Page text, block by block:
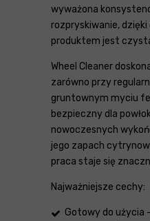
wyważona
rozpryskiwanie,
produktem jest
Wheel Cleaner
zarówno przy
gruntownym myciu
bezpieczny dla
nowoczesnych
jego zapach
praca staje się
Najważniejsze cechy:
Gotowy do użycia